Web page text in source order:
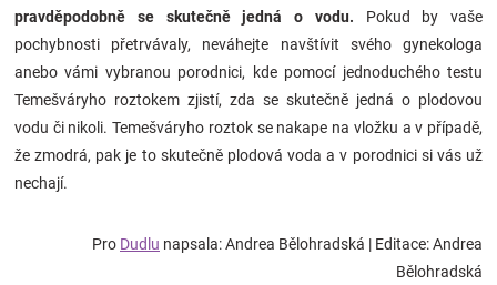
pravděpodobně se skutečně jedná o vodu. Pokud by vaše
pochybnosti přetrvávaly, neváhejte navštívit svého gynekologa
anebo vámi vybranou porodnici, kde pomocí jednoduchého testu
Temešváryho roztokem zjistí, zda se skutečně jedná o plodovou
vodu či nikoli. Temešváryho roztok se nakape na vložku a v případě,
že zmodrá, pak je to skutečně plodová voda a v porodnici si vás už
nechají.
Pro Dudlu napsala: Andrea Bělohradská | Editace: Andrea
Bělohradská